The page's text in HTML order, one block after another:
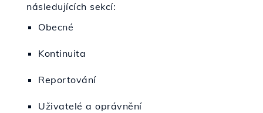
následujících sekcí:
Obecné
Kontinuita
Reportování
Uživatelé a oprávnění